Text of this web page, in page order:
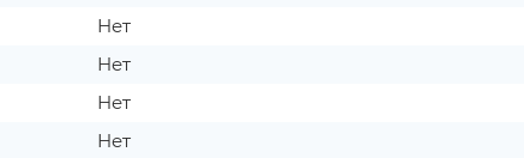
Нет
Нет
Нет
Нет